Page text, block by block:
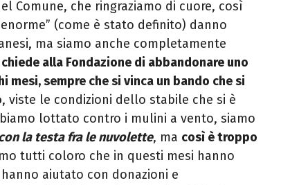
Comune, che ringraziamo di cuore, così
(come è stato definito) danno
ma siamo anche completamente
alla Fondazione di abbandonare uno
sempre che si vinca un bando che si
, viste le condizioni dello stabile che si è
lottato contro i mulini a vento, siamo
la testa fra le nuvolette, ma così è troppo
tutti coloro che in questi mesi hanno
aiutato con donazioni e